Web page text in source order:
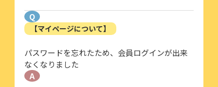
Q
【マイページについて】
パスワードを忘れたため、会員ログインが出来
なくなりました
A